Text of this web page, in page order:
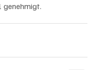
genehmigt.